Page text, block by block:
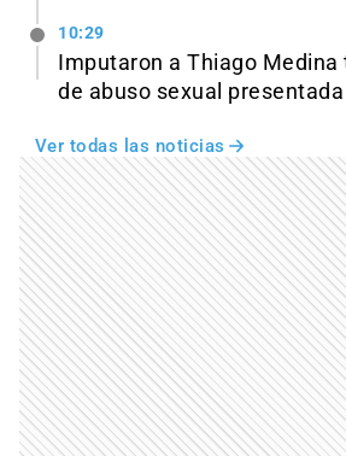
10:29
Imputaron a Thiago
de abuso sexual
Ver todas las noticias